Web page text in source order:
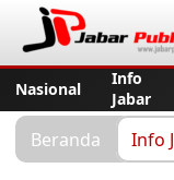
Nasional
Info
Jabar
Beranda Info